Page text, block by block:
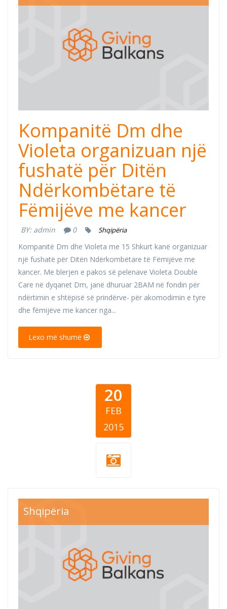
Kompanitë Dm dhe
Violeta organizuan një
fushatë për Ditën
Ndërkombëtare të
Fëmijëve me kancer
BY: admin 0 Shqipëria
Kompanitë Dm dhe Violeta me 15 Shkurt kanë organizuar
një fushatë për Ditën Ndërkombëtare të Fëmijëve me
kancer. Me blerjen e pakos së pelenave Violeta Double
Care në dyqanet Dm, janë dhuruar 2BAM në fondin për
ndërtimin e shtëpisë së prindërve- për akomodimin e tyre
dhe fëmijëve me kancer nga...
Lexo më shumë
20
FEB
2015
Shqipëria